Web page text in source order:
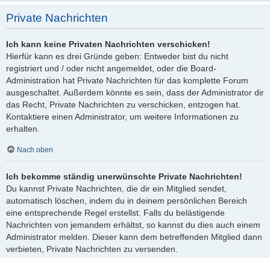
Private Nachrichten
Ich kann keine Privaten Nachrichten verschicken!
Hierfür kann es drei Gründe geben: Entweder bist du nicht
registriert und / oder nicht angemeldet, oder die Board-
Administration hat Private Nachrichten für das komplette Forum
ausgeschaltet. Außerdem könnte es sein, dass der Administrator dir
das Recht, Private Nachrichten zu verschicken, entzogen hat.
Kontaktiere einen Administrator, um weitere Informationen zu
erhalten.
Nach oben
Ich bekomme ständig unerwünschte Private Nachrichten!
Du kannst Private Nachrichten, die dir ein Mitglied sendet,
automatisch löschen, indem du in deinem persönlichen Bereich
eine entsprechende Regel erstellst. Falls du belästigende
Nachrichten von jemandem erhältst, so kannst du dies auch einem
Administrator melden. Dieser kann dem betreffenden Mitglied dann
verbieten, Private Nachrichten zu versenden.